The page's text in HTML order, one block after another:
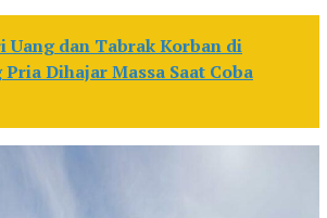
Uang dan Tabrak Korban di
Dihajar Massa Saat Coba